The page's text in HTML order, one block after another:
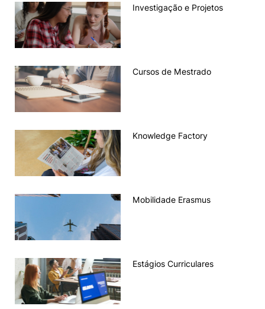
Cursos de Mestrado
Telemóvel: 963358543
Knowledge Factory (cursos não
conferentes de grau)
Telemóvel: 963358543
Mobilidades Erasmus ir@esec.pt
Estágios curriculares
Distribuição de serviço docente
Apoio a pedidos de creditação de
Reconhecimento de graus, entre
outros
André Martins
Bruna Silva
Libânia Conceição
Sandra Cruz
Investigação e Projetos
Cursos de Mestrado
Knowledge Factory
Mobilidade Erasmus
Estágios Curriculares